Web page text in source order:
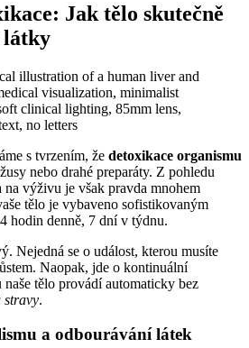
Jak tělo skutečně
s tvrzením, že detoxikace organismu
nebo drahé preparáty. Z pohledu
výživu je však pravda mnohem
tělo je vybaveno sofistikovaným
hodin denně, 7 dní v týdnu.
Nejedná se o událost, kterou musíte
Naopak, jde o kontinuální
tělo provádí automaticky bez
stravy.
a odbourávání látek